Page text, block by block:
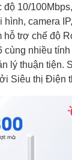
độ 10/
hình, camera
trợ chế độ
cùng nhiều
lý thuận tiện.
Siêu thị Điện